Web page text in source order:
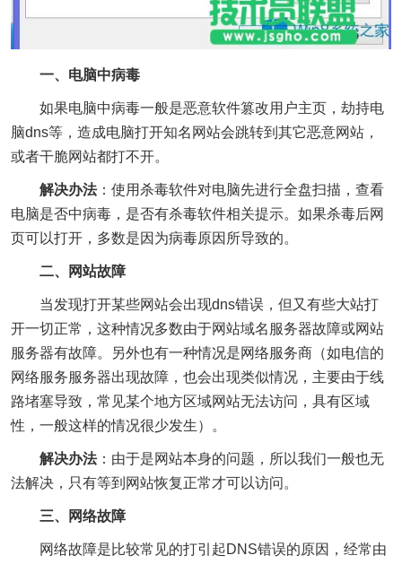
一、电脑中病毒
如果电脑中病毒一般是恶意软件篡改用户主页，劫持电
脑dns等，造成电脑打开知名网站会跳转到其它恶意网站，
或者干脆网站都打不开。
解决办法：使用杀毒软件对电脑先进行全盘扫描，查看
电脑是否中病毒，是否有杀毒软件相关提示。如果杀毒后网
页可以打开，多数是因为病毒原因所导致的。
二、网站故障
当发现打开某些网站会出现dns错误，但又有些大站打
开一切正常，这种情况多数由于网站域名服务器故障或网站
服务器有故障。另外也有一种情况是网络服务商（如电信的
网络服务服务器出现故障，也会出现类似情况，主要由于线
路堵塞导致，常见某个地方区域网站无法访问，具有区域
性，一般这样的情况很少发生）。
解决办法：由于是网站本身的问题，所以我们一般也无
法解决，只有等到网站恢复正常才可以访问。
三、网络故障
网络故障是比较常见的打引起DNS错误的原因，经常由